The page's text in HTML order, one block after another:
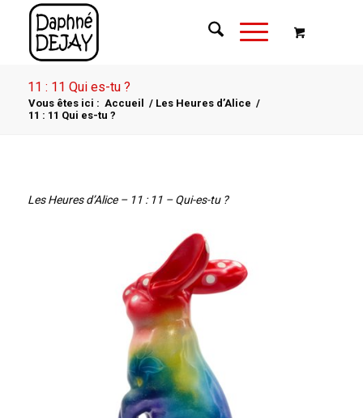
11 : 11 Qui es-tu ?
Vous êtes ici : Accueil / Les Heures d’Alice /
11 : 11 Qui es-tu ?
Les Heures d’Alice – 11 : 11 – Qui-es-tu ?